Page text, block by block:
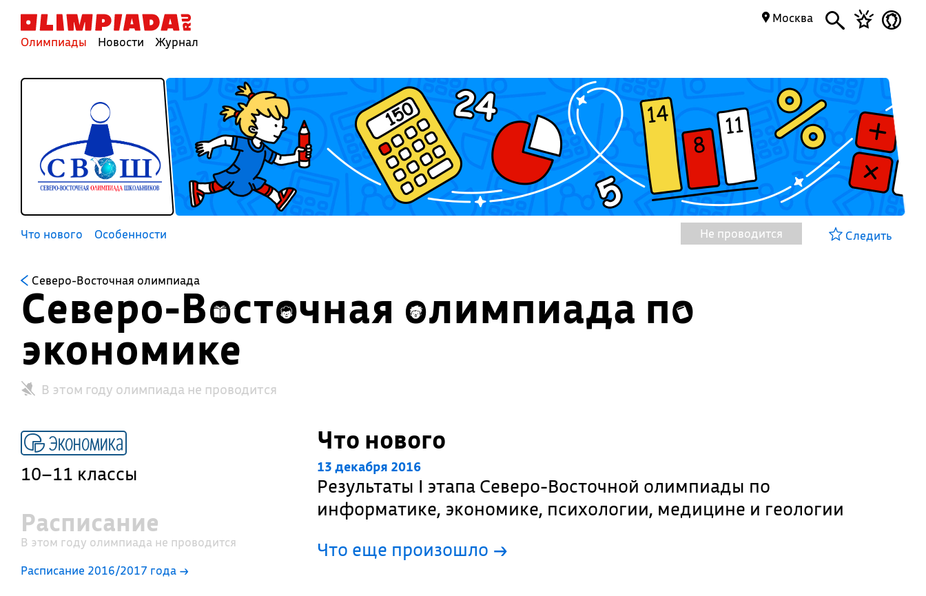
Олимпиады Новости Журнал
Москва
Что нового Особенности Не проводится Следить
Северо-Восточная олимпиада
Северо-Восточная олимпиада по
экономике
В этом году олимпиада не проводится
Экономика
10–11 классы
Расписание
В этом году олимпиада не проводится
Расписание 2016/2017 года →
Что нового
13 декабря 2016
Результаты I этапа Северо-Восточной олимпиады по
информатике, экономике, психологии, медицине и геологии
Что еще произошло →